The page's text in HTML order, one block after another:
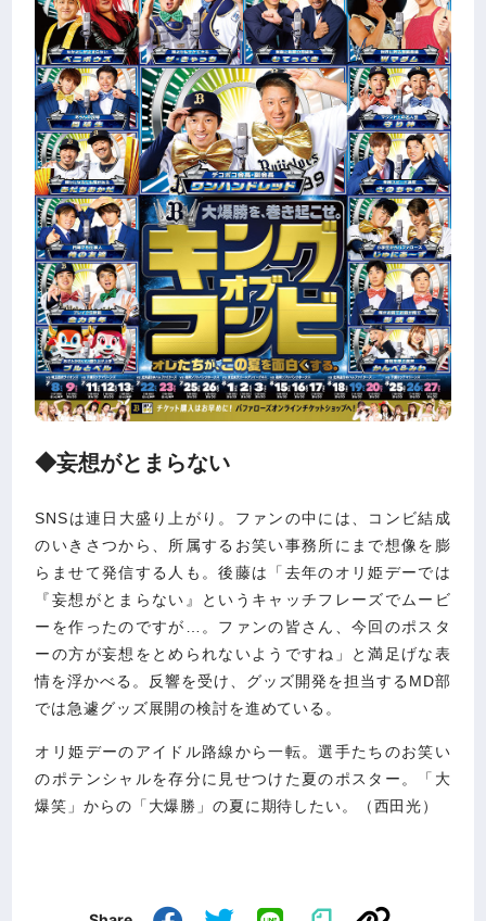
◆妄想がとまらない
SNSは連日大盛り上がり。ファンの中には、コンビ結成
のいきさつから、所属するお笑い事務所にまで想像を膨
らませて発信する人も。後藤は「去年のオリ姫デーでは
『妄想がとまらない』というキャッチフレーズでムービ
ーを作ったのですが…。ファンの皆さん、今回のポスタ
ーの方が妄想をとめられないようですね」と満足げな表
情を浮かべる。反響を受け、グッズ開発を担当するMD部
では急遽グッズ展開の検討を進めている。
オリ姫デーのアイドル路線から一転。選手たちのお笑い
のポテンシャルを存分に見せつけた夏のポスター。「大
爆笑」からの「大爆勝」の夏に期待したい。（西田光）